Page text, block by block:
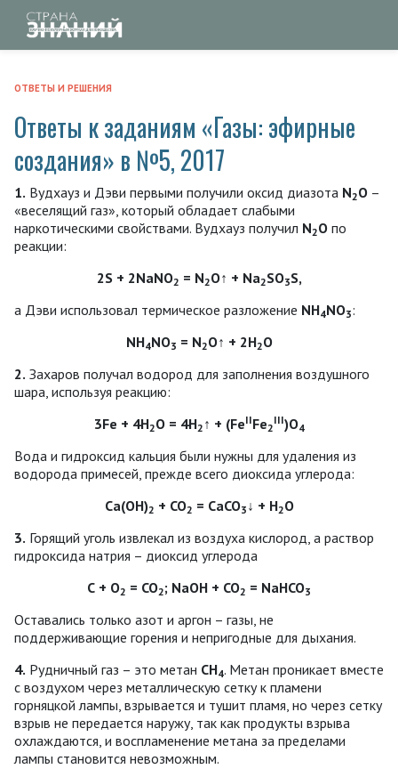
ОТВЕТЫ И РЕШЕНИЯ
Ответы к заданиям «Газы: эфирные
создания» в №5, 2017
1. Вудхауз и Дэви первыми получили оксид диазота N2О –
«веселящий газ», который обладает слабыми
наркотическими свойствами. Вудхауз получил N2О по
реакции:
2S + 2NaNО2 = N2O↑ + Na2SО3S,
а Дэви использовал термическое разложение NH4NO3:
NH4NО3 = N2O↑ + 2Н2О
2. Захаров получал водород для заполнения воздушного
шара, используя реакцию:
3Fe + 4Н2О = 4Н2 ↑ + (FeIIFe2
III)О4
Вода и гидроксид кальция были нужны для удаления из
водорода примесей, прежде всего диоксида углерода:
Са(ОН)2 + СО2 = CaCO3 ↓ + Н2О
3. Горящий уголь извлекал из воздуха кислород, а раствор
гидроксида натрия – диоксид углерода
С + О2 = СО2; NaOH + СО2 = NaHCO3
Оставались только азот и аргон – газы, не
поддерживающие горения и непригодные для дыхания.
4. Рудничный газ – это метан СН4. Метан проникает вместе
с воздухом через металлическую сетку к пламени
горняцкой лампы, взрывается и тушит пламя, но через сетку
взрыв не передается наружу, так как продукты взрыва
охлаждаются, и воспламенение метана за пределами
лампы становится невозможным.